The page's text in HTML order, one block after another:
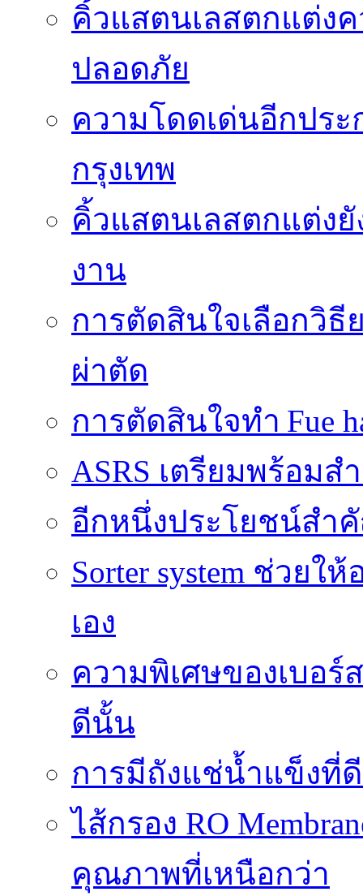
คิ้วแสตนเลสตกแต่ง
ปลอดภัย
ความโดดเด่นอีกปร
กรุงเทพ
คิ้วแสตนเลสตกแต่ง
งาน
การตัดสินใจเลือกวิ
ผ่าตัด
การตัดสินใจทำ Fue
ASRS เตรียมพร้อม
อีกหนึ่งประโยชน์สำคั
Sorter system ช่วย
เอง
ความพิเศษของเบอ
ดีนั้น
การมีถังแช่น้ำแข็งที่
ไส้กรอง RO
คุณภาพที่เหนือกว่า